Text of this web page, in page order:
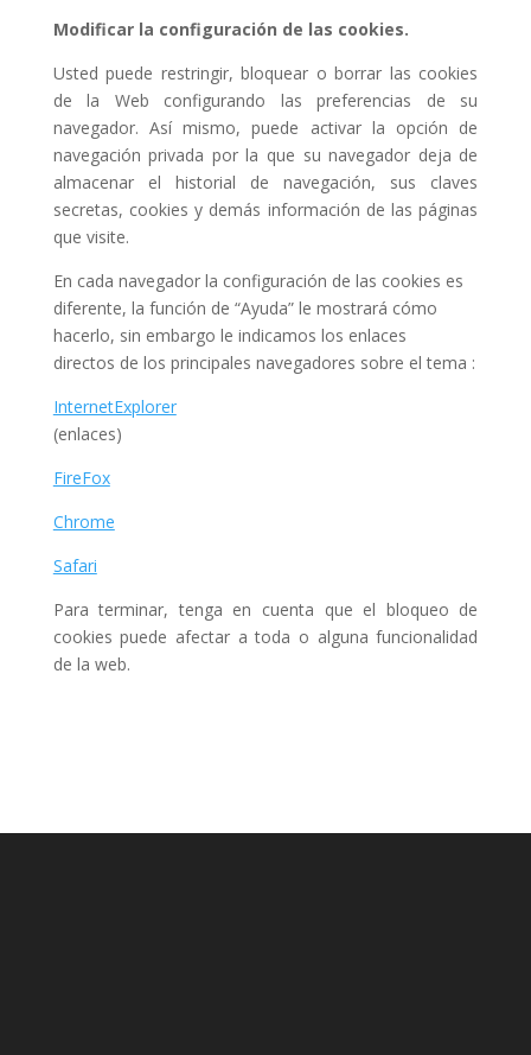
Modificar la configuración de las cookies.
Usted puede restringir, bloquear o borrar las cookies
de la Web configurando las preferencias de su
navegador. Así mismo, puede activar la opción de
navegación privada por la que su navegador deja de
almacenar el historial de navegación, sus claves
secretas, cookies y demás información de las páginas
que visite.
En cada navegador la configuración de las cookies es
diferente, la función de “Ayuda” le mostrará cómo
hacerlo, sin embargo le indicamos los enlaces
directos de los principales navegadores sobre el tema :
InternetExplorer
(enlaces)
FireFox
Chrome
Safari
Para terminar, tenga en cuenta que el bloqueo de
cookies puede afectar a toda o alguna funcionalidad
de la web.